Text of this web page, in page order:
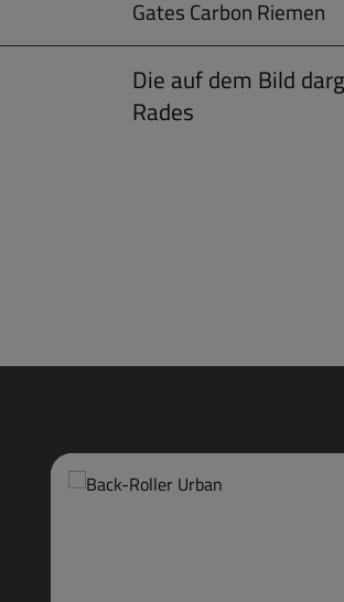
Gates Carbon Riemen
Die auf dem Bild
Rades